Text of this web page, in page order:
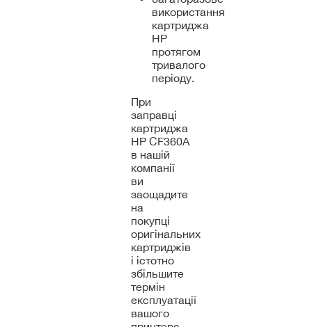
використання
картриджа
HP
протягом
тривалого
періоду.
При
заправці
картриджа
HP CF360A
в нашій
компанії
ви
заощадите
на
покупці
оригінальних
картриджів
і істотно
збільшите
термін
експлуатації
вашого